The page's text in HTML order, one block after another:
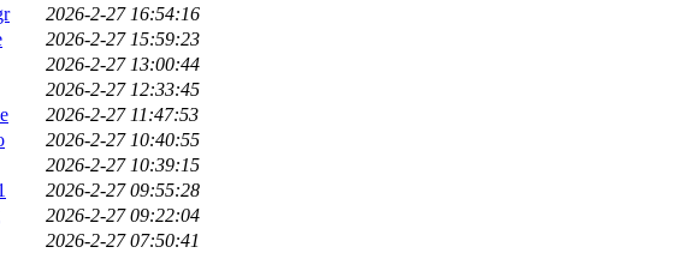
2026-2-27 16:54:16
2026-2-27 15:59:23
2026-2-27 13:00:44
2026-2-27 12:33:45
2026-2-27 11:47:53
2026-2-27 10:40:55
2026-2-27 10:39:15
2026-2-27 09:55:28
2026-2-27 09:22:04
2026-2-27 07:50:41